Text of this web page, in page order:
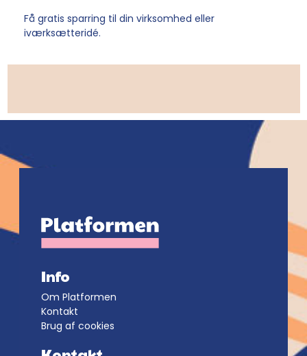
Få gratis sparring til din virksomhed eller
iværksætteridé.
Info
Om Platformen
Kontakt
Brug af cookies